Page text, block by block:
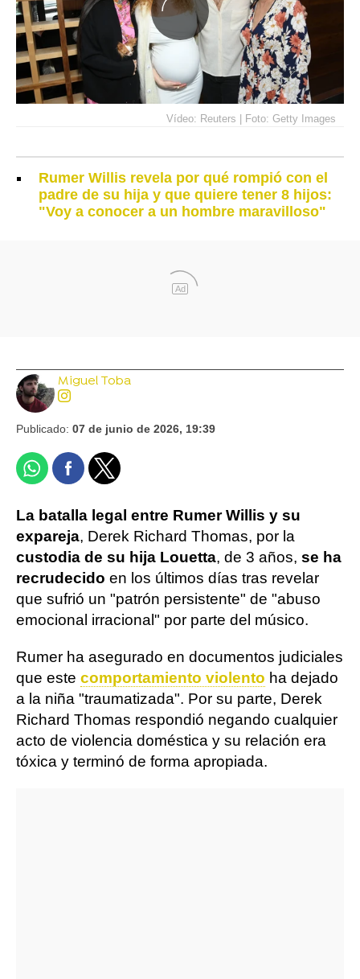
Vídeo: Reuters | Foto: Getty Images
Rumer Willis revela por qué rompió con el
padre de su hija y que quiere tener 8 hijos:
"Voy a conocer a un hombre maravilloso"
Ad
Miguel Toba
Publicado: 07 de junio de 2026, 19:39
La batalla legal entre Rumer Willis y su
expareja, Derek Richard Thomas, por la
custodia de su hija Louetta, de 3 años, se ha
recrudecido en los últimos días tras revelar
que sufrió un "patrón persistente" de "abuso
emocional irracional" por parte del músico.
Rumer ha asegurado en documentos judiciales
que este comportamiento violento ha dejado
a la niña "traumatizada". Por su parte, Derek
Richard Thomas respondió negando cualquier
acto de violencia doméstica y su relación era
tóxica y terminó de forma apropiada.